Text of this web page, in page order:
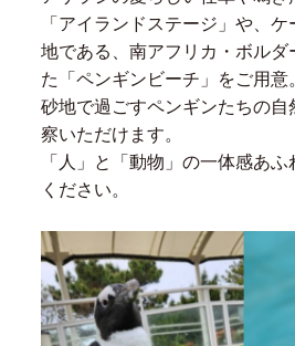
「アイランドステージ」や、
地である、南アフリカ・ボルダ
た「ペンギンビーチ」をご用意
砂地で過ごすペンギンたちの自
察いただけます。
「人」と「動物」の一体感あ
ください。